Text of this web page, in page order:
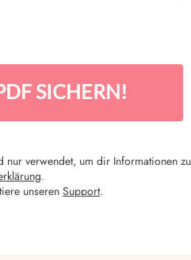
SICHERN!
verwendet, um dir Informationen
.
unseren Support.